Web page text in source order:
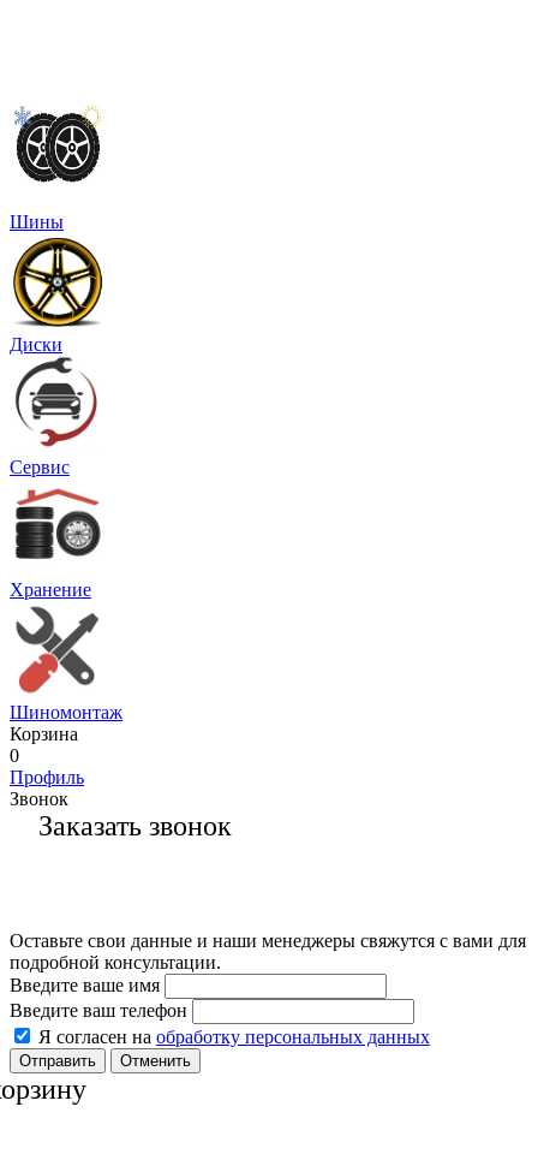
Шины
Диски
Сервис
Хранение
Шиномонтаж
Корзина
0
Профиль
Звонок
Заказать звонок
Оставьте свои данные и наши менеджеры свяжутся с вами для
подробной консультации.
Введите ваше имя
Введите ваш телефон
Я согласен на обработку персональных данных
Отменить